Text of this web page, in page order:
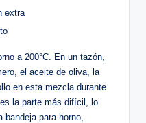
extra
a 200°C. En un tazón,
el aceite de oliva, la
en esta mezcla durante
la parte más difícil, lo
para horno,